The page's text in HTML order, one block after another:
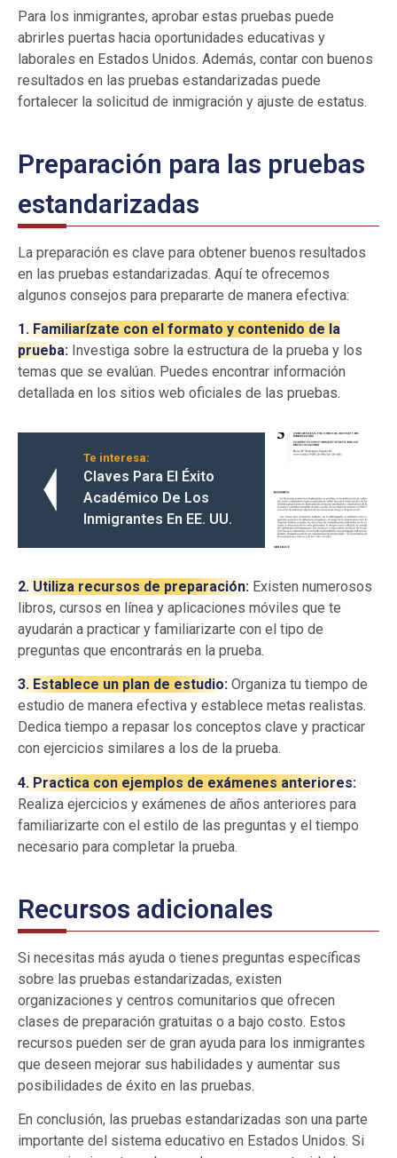
Para los inmigrantes, aprobar estas pruebas puede
abrirles puertas hacia oportunidades educativas y
laborales en Estados Unidos. Además, contar con buenos
resultados en las pruebas estandarizadas puede
fortalecer la solicitud de inmigración y ajuste de estatus.
Preparación para las pruebas
estandarizadas
La preparación es clave para obtener buenos resultados
en las pruebas estandarizadas. Aquí te ofrecemos
algunos consejos para prepararte de manera efectiva:
1. Familiarízate con el formato y contenido de la
prueba: Investiga sobre la estructura de la prueba y los
temas que se evalúan. Puedes encontrar información
detallada en los sitios web oficiales de las pruebas.
Te interesa:
Claves Para El Éxito
Académico De Los
Inmigrantes En EE. UU.
2. Utiliza recursos de preparación: Existen numerosos
libros, cursos en línea y aplicaciones móviles que te
ayudarán a practicar y familiarizarte con el tipo de
preguntas que encontrarás en la prueba.
3. Establece un plan de estudio: Organiza tu tiempo de
estudio de manera efectiva y establece metas realistas.
Dedica tiempo a repasar los conceptos clave y practicar
con ejercicios similares a los de la prueba.
4. Practica con ejemplos de exámenes anteriores:
Realiza ejercicios y exámenes de años anteriores para
familiarizarte con el estilo de las preguntas y el tiempo
necesario para completar la prueba.
Recursos adicionales
Si necesitas más ayuda o tienes preguntas específicas
sobre las pruebas estandarizadas, existen
organizaciones y centros comunitarios que ofrecen
clases de preparación gratuitas o a bajo costo. Estos
recursos pueden ser de gran ayuda para los inmigrantes
que deseen mejorar sus habilidades y aumentar sus
posibilidades de éxito en las pruebas.
En conclusión, las pruebas estandarizadas son una parte
importante del sistema educativo en Estados Unidos. Si